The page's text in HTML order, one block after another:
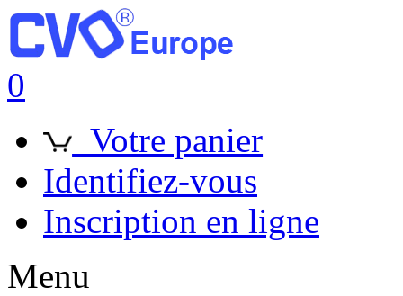
0
Votre panier
Identifiez-vous
Inscription en ligne
Menu